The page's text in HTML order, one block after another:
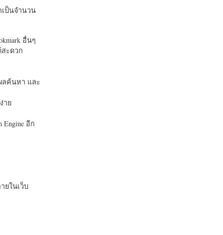
ป็นจำนวน
อื่นๆ
สะดวก
ลค้นหา และ
าย
อีก
ยในเว็บ